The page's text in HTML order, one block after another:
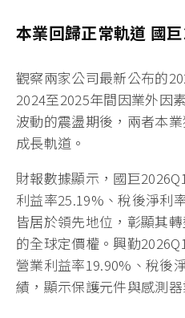
本業回歸正常軌道 國
觀察兩家公司最新公布的
2024至2025年間因業外因
波動的震盪期後，兩者本
成長軌道。
財報數據顯示，國巨
利益率25.19%、稅後淨利
皆居於領先地位，彰顯其
的全球定價權。興勤
營業利益率19.90%、稅後
績，顯示保護元件與感測